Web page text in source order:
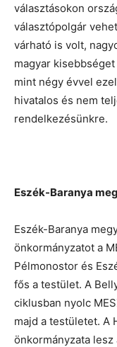
választásokon
választópolgár
várható is volt,
magyar
mint négy évvel
hivatalos és nem
rendelkezésünkre.
Eszék-Baranya
Eszék-Baranya
önkormányzatot a
Pélmonostor és
fős a testület. A
ciklusban nyolc
majd a testületet. A
önkormányzata lesz